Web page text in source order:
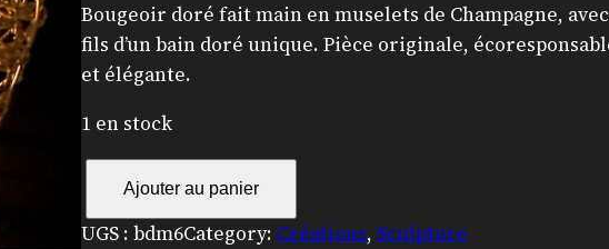
Bougeoir doré fait main en muselets de Champagne, avec
fils d’un bain doré unique. Pièce originale,
et élégante.
1 en stock
a
Ajouter au panier
UGS : bdm6Category: Créations, Sculpture